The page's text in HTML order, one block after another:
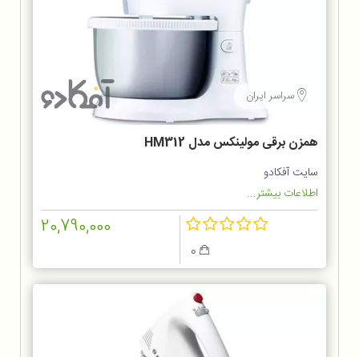
سراسر ایران
همزن برقی مولینکس مدل HM312
سایت آفکادو
اطلاعات بیشتر...
20,790,000